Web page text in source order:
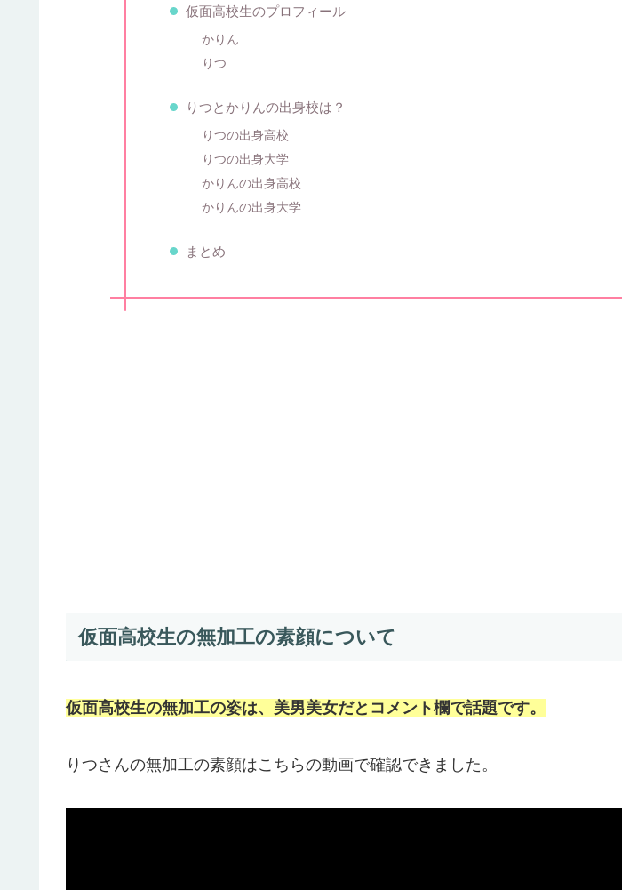
仮面高校生のプロフィール
かりん
りつ
りつとかりんの出身校は？
りつの出身高校
りつの出身大学
かりんの出身高校
かりんの出身大学
まとめ
仮面高校生の無加工の素顔について
仮面高校生の無加工の姿は、美男美女だとコメント欄で話題です。
りつさんの無加工の素顔はこちらの動画で確認できました。